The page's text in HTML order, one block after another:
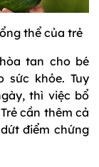
thể của trẻ
tan cho bé
sức khỏe. Tuy
thì việc bổ
cần thêm cả
điểm chứng